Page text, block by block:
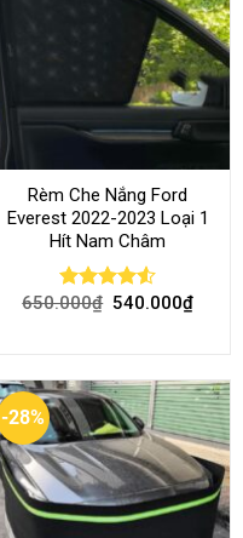
Rèm Che Nắng Ford
Everest 2022-2023 Loại 1
Hít Nam Châm
Rated4.51
650.000₫ 540.000₫
-28%